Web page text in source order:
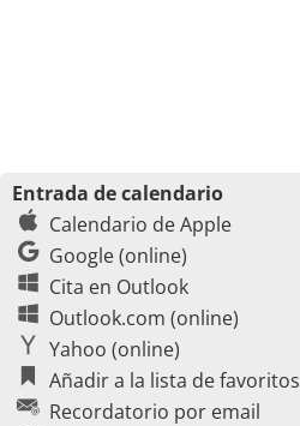
Entrada de calendario
Calendario de Apple
Google (online)
Cita en Outlook
Outlook.com (online)
Yahoo (online)
Añadir a la lista de favoritos
Recordatorio por email